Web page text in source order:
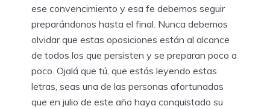
ese convencimiento y esa fe debemos seguir
preparándonos hasta el final. Nunca debemos
olvidar que estas oposiciones están al alcance
de todos los que persisten y se preparan poco a
poco. Ojalá que tú, que estás leyendo estas
letras, seas una de las personas afortunadas
que en julio de este año haya conquistado su